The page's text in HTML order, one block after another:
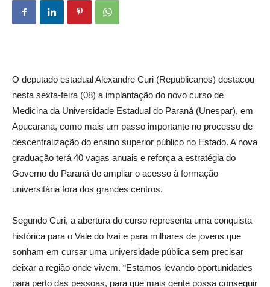
O deputado estadual Alexandre Curi (Republicanos) destacou
nesta sexta-feira (08) a implantação do novo curso de
Medicina da Universidade Estadual do Paraná (Unespar), em
Apucarana, como mais um passo importante no processo de
descentralização do ensino superior público no Estado. A nova
graduação terá 40 vagas anuais e reforça a estratégia do
Governo do Paraná de ampliar o acesso à formação
universitária fora dos grandes centros.
Segundo Curi, a abertura do curso representa uma conquista
histórica para o Vale do Ivaí e para milhares de jovens que
sonham em cursar uma universidade pública sem precisar
deixar a região onde vivem. “Estamos levando oportunidades
para perto das pessoas, para que mais gente possa conseguir